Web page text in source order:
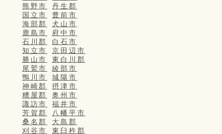
熊野市
丹生郡
国立市
豊前市
海部郡
犬山市
鹿島市
府中市
石川郡
白石市
知立市
京田辺市
勝山市
東白川郡
尾鷲市
綾部市
鴨川市
城陽市
神崎郡
摂津市
糟屋郡
奥州市
諏訪市
福井市
芳賀郡
八幡平市
桑名郡
大島郡
刈谷市
東臼杵郡